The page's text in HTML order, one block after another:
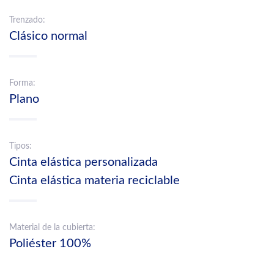
Trenzado:
Clásico normal
Forma:
Plano
Tipos:
Cinta elástica personalizada
Cinta elástica materia reciclable
Material de la cubierta:
Poliéster 100%